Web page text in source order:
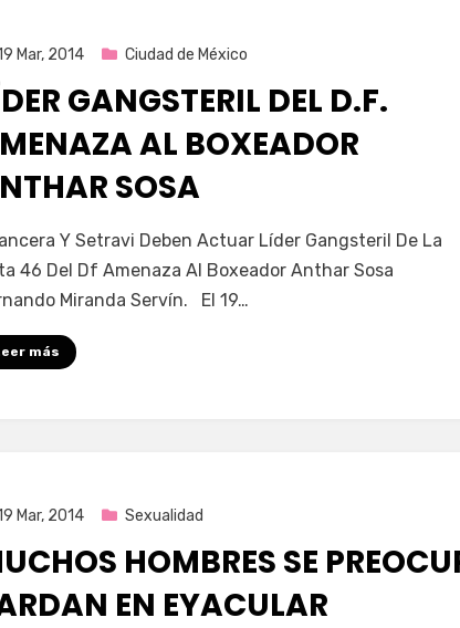
Mar, 2014 Ciudad de México
GANGSTERIL DEL D.F.
AL BOXEADOR
SOSA
porEnriqueY Setravi Deben Actuar Líder Gangsteril De La
46 Del Df Amenaza Al Boxeador Anthar Sosa
Miranda Servín. El 19…
más
Mar, 2014 Sexualidad
HOMBRES SE
EN EYACULAR